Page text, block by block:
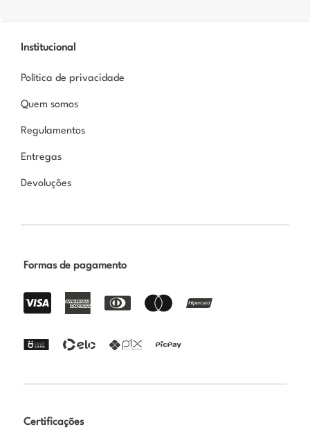
Institucional
Política de privacidade
Quem somos
Regulamentos
Entregas
Devoluções
Formas de pagamento
Certificações